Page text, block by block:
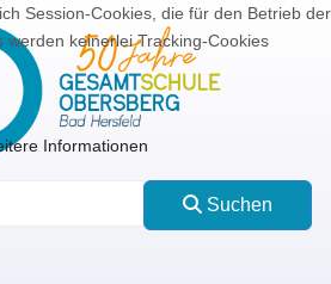
Suchen
Session-Cookies, die für den Betrieb der
werden keinerlei Tracking-Cookies
Informationen